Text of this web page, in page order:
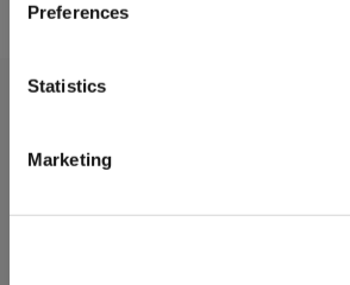
Preferences
Statistics
Marketing